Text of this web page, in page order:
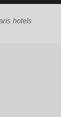
hotels